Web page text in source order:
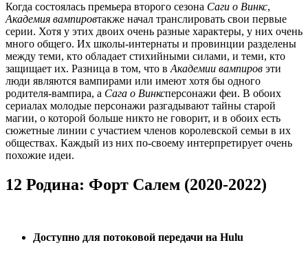
Когда состоялась премьера второго сезона Саги о Винкс,
Академия вампировтакже начал транслировать свои первые
серии. Хотя у этих двоих очень разные характеры, у них очень
много общего. Их школы-интернаты и провинции разделены
между теми, кто обладает стихийными силами, и теми, кто
защищает их. Разница в том, что в Академии вампиров эти
люди являются вампирами или имеют хотя бы одного
родителя-вампира, а Сага о Винксперсонажи феи. В обоих
сериалах молодые персонажи разгадывают тайны старой
магии, о которой больше никто не говорит, и в обоих есть
сюжетные линии с участием членов королевской семьи в их
обществах. Каждый из них по-своему интерпретирует очень
похожие идеи.
12 Родина: Форт Салем (2020-2022)
Доступно для потоковой передачи на Hulu